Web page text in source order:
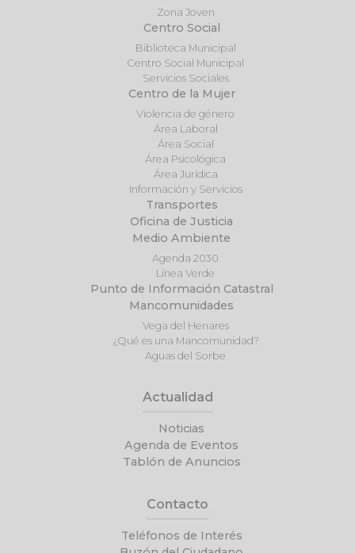
Zona Joven
Centro Social
Biblioteca Municipal
Centro Social Municipal
Servicios Sociales
Centro de la Mujer
Violencia de género
Área Laboral
Área Social
Área Psicológica
Área Jurídica
Información y Servicios
Transportes
Oficina de Justicia
Medio Ambiente
Agenda 2030
Línea Verde
Punto de Información Catastral
Mancomunidades
Vega del Henares
¿Qué es una Mancomunidad?
Aguas del Sorbe
Actualidad
Noticias
Agenda de Eventos
Tablón de Anuncios
Contacto
Teléfonos de Interés